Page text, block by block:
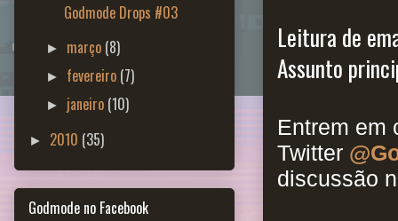
Leitura de
Assunto
Entrem em
Twitter
discussão
Godmode Drops #03
► março (8)
► fevereiro (7)
► janeiro (10)
► 2010 (35)
Godmode no Facebook